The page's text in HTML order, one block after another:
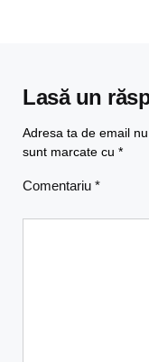
Lasă un
Adresa ta de email
sunt marcate cu *
Comentariu *